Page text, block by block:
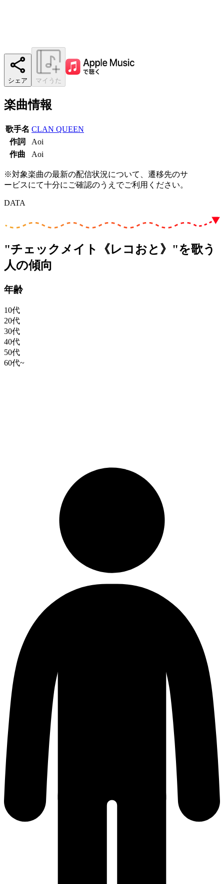
シェア マイうた
楽曲情報
歌手名 CLAN QUEEN
作詞
Aoi
作曲
Aoi
※対象楽曲の最新の配信状況について、遷移先のサ
ービスにて十分にご確認のうえでご利用ください。
DATA
"チェックメイト《レコおと》"を歌う
人の傾向
年齢
10代
20代
30代
40代
50代
60代~